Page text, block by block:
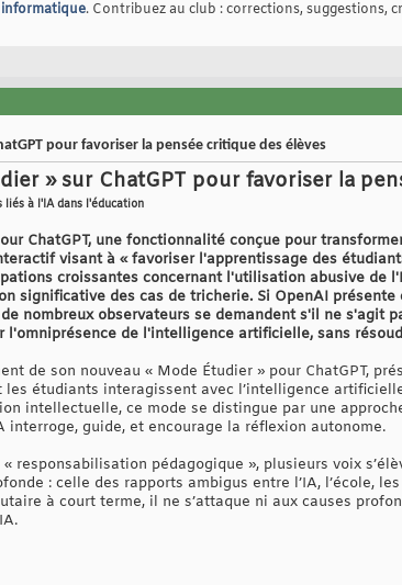
informatique. Contribuez au club : corrections, suggestions,
pour favoriser la pensée critique des élèves
» sur ChatGPT pour favoriser la
à l'IA dans l'éducation
ChatGPT, une fonctionnalité conçue pour
visant à « favoriser l'apprentissage des
croissantes concernant l'utilisation abusive de
significative des cas de tricherie. Si OpenAI présente
nombreux observateurs se demandent s'il ne s'agit
de l'intelligence artificielle, sans
de son nouveau « Mode Étudier » pour ChatGPT,
étudiants interagissent avec l’intelligence
intellectuelle, ce mode se distingue par une
interroge, guide, et encourage la réflexion autonome.
responsabilisation pédagogique », plusieurs voix
: celle des rapports ambigus entre l’IA, l’école,
à court terme, il ne s’attaque ni aux causes